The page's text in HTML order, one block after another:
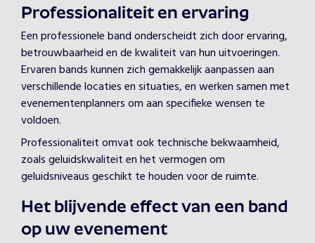
Professionaliteit en ervaring
Een professionele band onderscheidt zich door ervaring,
betrouwbaarheid en de kwaliteit van hun uitvoeringen.
Ervaren bands kunnen zich gemakkelijk aanpassen aan
verschillende locaties en situaties, en werken samen met
evenementenplanners om aan specifieke wensen te
voldoen.
Professionaliteit omvat ook technische bekwaamheid,
zoals geluidskwaliteit en het vermogen om
geluidsniveaus geschikt te houden voor de ruimte.
Het blijvende effect van een band
op uw evenement